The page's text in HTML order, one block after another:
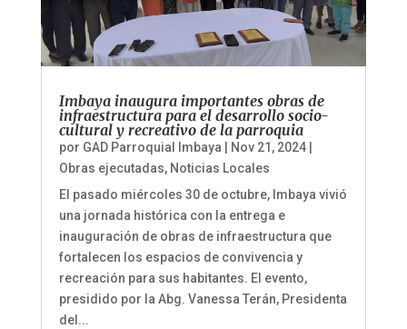
Imbaya inaugura importantes obras de
infraestructura para el desarrollo socio-
cultural y recreativo de la parroquia
por GAD Parroquial Imbaya Nov 21, 2024|
Obras ejecutadas, Noticias Locales
El pasado miércoles 30 de octubre, Imbaya vivió
una jornada histórica con la entrega e
inauguración de obras de infraestructura que
fortalecen los espacios de convivencia y
recreación para sus habitantes. El evento,
presidido por la Abg. Vanessa Terán, Presidenta
del...